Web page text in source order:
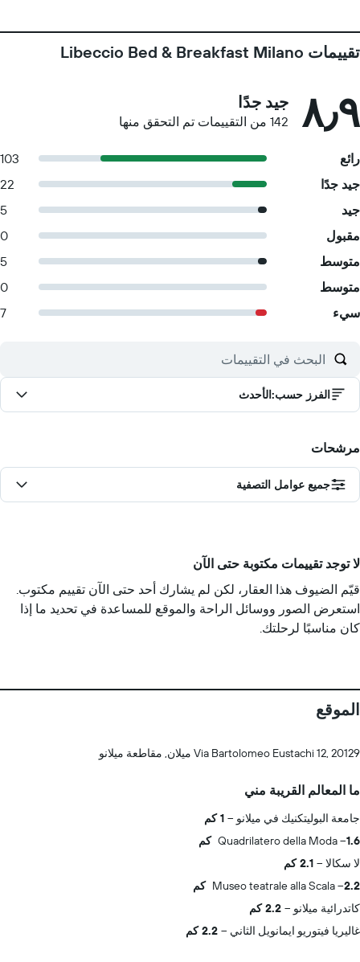
تقييمات Libeccio Bed & Breakfast Milano
٨٫٩ جيد جدًا
142 من التقييمات تم التحقق منها
رائع
103
جيد جدًا
22
جيد
5
مقبول
0
متوسط
5
متوسط
0
سيء
7
الفرز حسب:الأحدث
مرشحات
جميع عوامل التصفية
لا توجد تقييمات مكتوبة حتى الآن
قيّم الضيوف هذا العقار، لكن لم يشارك أحد حتى الآن تقييم مكتوب.
استعرض الصور ووسائل الراحة والموقع للمساعدة في تحديد ما إذا
كان مناسبًا لرحلتك.
الموقع
Via Bartolomeo Eustachi 12, 20129 ميلان, مقاطعة ميلانو
ما المعالم القريبة مني
جامعة البوليتكنيك في ميلانو
1 كم
Quadrilatero della Moda
1.6 كم
لا سكالا
2.1 كم
Museo teatrale alla Scala
2.2 كم
كاتدرائية ميلانو
2.2 كم
غاليريا فيتوريو ايمانويل الثاني
2.2 كم